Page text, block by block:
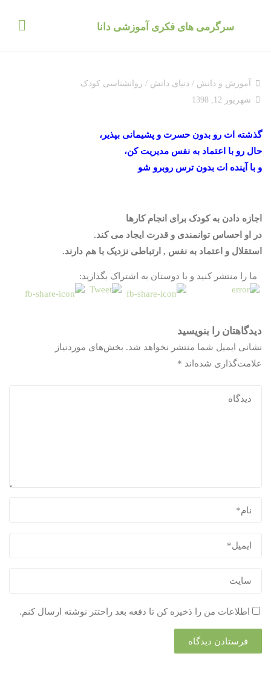
سرگرمی های فکری آموزشی دانا
آموزش و دانش / دنیای دانش / روانشناسی کودک
شهریور 12, 1398
گذشته ات رو بدون حسرت و پشیمانى بپذیر،
حال رو با اعتماد به نفس مدیریت کن،
و با آینده ات بدون ترس روبرو شو
اجازه دادن به کودک برای انجام کارها
در او احساس توانمندی و قدرت ایجاد می کند.
استقلال و اعتماد به نفس , ارتباطی نزدیک با هم دارند.
ما را منتشر کنید و با دوستان به اشتراک بگذارید:
دیدگاهتان را بنویسید
نشانی ایمیل شما منتشر نخواهد شد. بخش‌های موردنیاز
علامت‌گذاری شده‌اند *
اطلاعات من را ذخیره کن تا دفعه بعد راحتتر نوشته ارسال کنم.